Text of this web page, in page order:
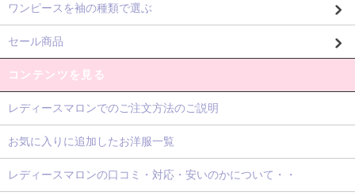
ワンピースを袖の種類で選ぶ
セール商品
コンテンツを見る
レディースマロンでのご注文方法のご説明
お気に入りに追加したお洋服一覧
レディースマロンの口コミ・対応・安いのかについて・・